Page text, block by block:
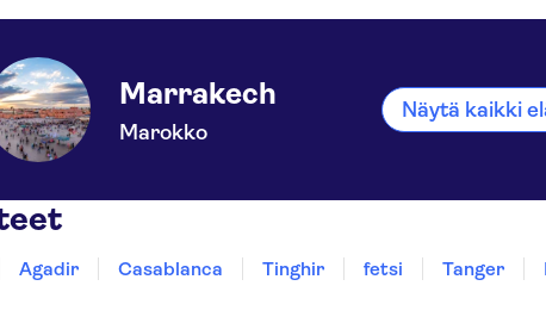
Marrakech
Marokko
Näytä kaikki
Agadir Casablanca Tinghir fetsi Tanger